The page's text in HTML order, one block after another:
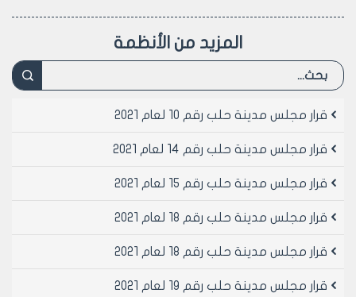
تدقق المخططات المعماريه من قبل مديريه الشؤون الفنيه
المساحات الطابقيه ولا تحسب مساحه الاقبيه والطابق
مادة 3- ينشر هذا القرار في لوحة إعلانات مجلس مدينة
رئيس مجلس مدينة حلب
المزيد من الأنظمة
قرار مجلس مدينة حلب رقم 10 لعام 2021
قرار مجلس مدينة حلب رقم 14 لعام 2021
قرار مجلس مدينة حلب رقم 15 لعام 2021
قرار مجلس مدينة حلب رقم 18 لعام 2021
قرار مجلس مدينة حلب رقم 18 لعام 2021
قرار مجلس مدينة حلب رقم 19 لعام 2021